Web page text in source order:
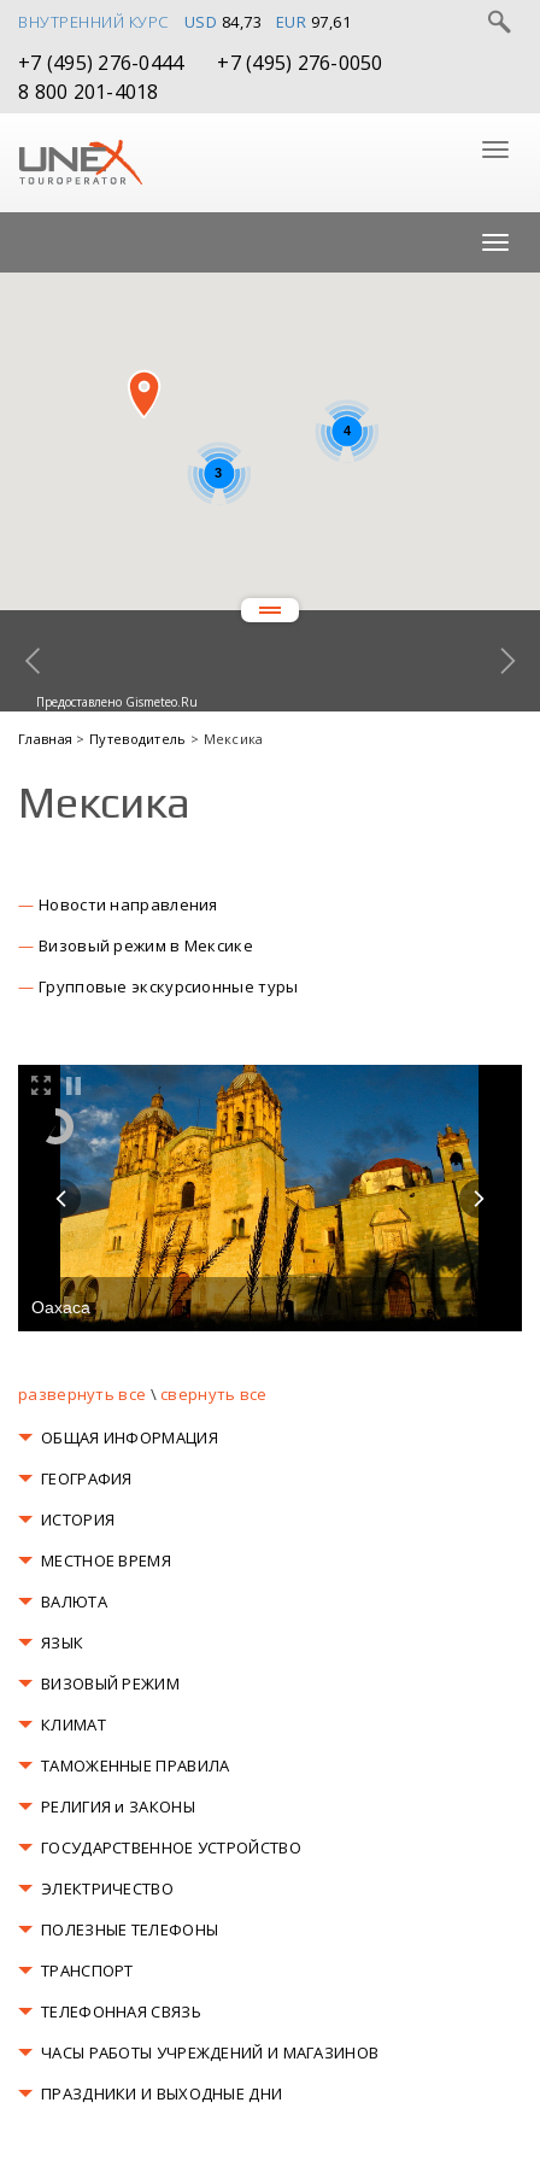
ВНУТРЕННИЙ КУРС USD 84,73 EUR 97,61
+7 (495) 276-0444
+7 (495) 276-0050
8 800 201-4018
3
4
Предоставлено Gismeteo.Ru
Главная > Путеводитель > Мексика
Мексика
Новости направления
Визовый режим в Мексике
Групповые экскурсионные туры
Oaxaca
развернуть все \свернуть все
ОБЩАЯ ИНФОРМАЦИЯ
ГЕОГРАФИЯ
ИСТОРИЯ
МЕСТНОЕ ВРЕМЯ
ВАЛЮТА
ЯЗЫК
ВИЗОВЫЙ РЕЖИМ
КЛИМАТ
ТАМОЖЕННЫЕ ПРАВИЛА
РЕЛИГИЯ и ЗАКОНЫ
ГОСУДАРСТВЕННОЕ УСТРОЙСТВО
ЭЛЕКТРИЧЕСТВО
ПОЛЕЗНЫЕ ТЕЛЕФОНЫ
ТРАНСПОРТ
ТЕЛЕФОННАЯ СВЯЗЬ
ЧАСЫ РАБОТЫ УЧРЕЖДЕНИЙ И МАГАЗИНОВ
ПРАЗДНИКИ И ВЫХОДНЫЕ ДНИ